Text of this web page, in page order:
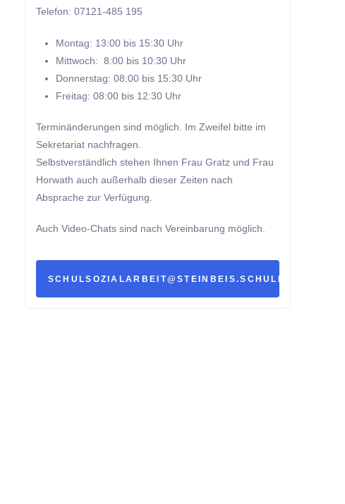
Telefon: 07121-485 195
Montag: 13:00 bis 15:30 Uhr
Mittwoch: 8:00 bis 10:30 Uhr
Donnerstag: 08:00 bis 15:30 Uhr
Freitag: 08:00 bis 12:30 Uhr
Terminänderungen sind möglich. Im Zweifel bitte im
Sekretariat nachfragen.
Selbstverständlich stehen Ihnen Frau Gratz und Frau
Horwath auch außerhalb dieser Zeiten nach
Absprache zur Verfügung.
Auch Video-Chats sind nach Vereinbarung möglich.
SCHULSOZIALARBEIT@STEINBEIS.SCHULE